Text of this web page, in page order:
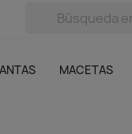
MACETAS